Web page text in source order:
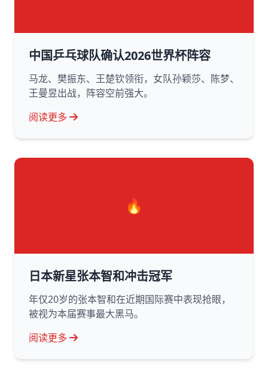
中国乒乓球队确认2026世界杯阵容
马龙、樊振东、王楚钦领衔，女队孙颖莎、陈梦、
王曼昱出战，阵容空前强大。
阅读更多
🔥
日本新星张本智和冲击冠军
年仅20岁的张本智和在近期国际赛中表现抢眼，
被视为本届赛事最大黑马。
阅读更多